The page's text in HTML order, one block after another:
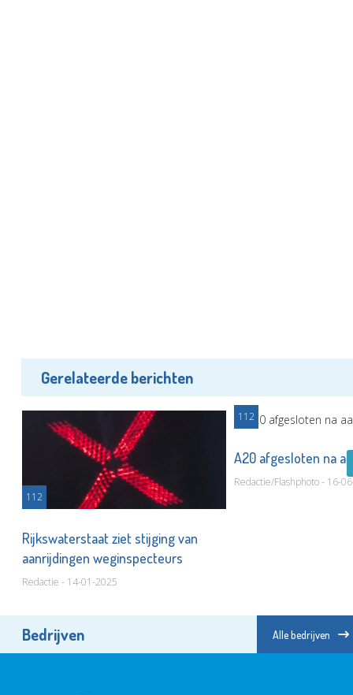
Gerelateerde berichten
112
Rijkswaterstaat ziet stijging van
aanrijdingen weginspecteurs
Redactie - 14-01-2025
112
A20 afgesloten na
Redactie/Flashphoto - 16-
Bedrijven Alle bedrijven